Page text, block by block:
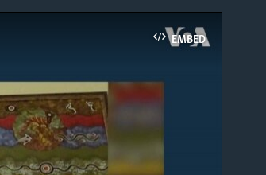
EMBED